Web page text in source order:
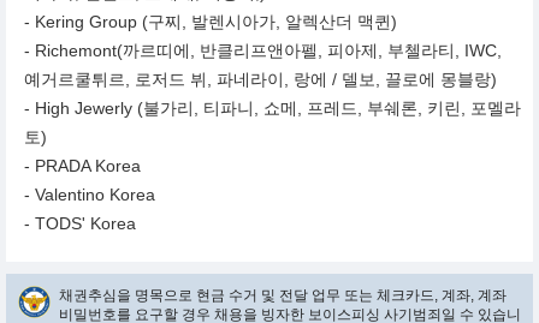
- Kering Group (구찌, 발렌시아가, 알렉산더 맥퀸)
- Richemont(까르띠에, 반클리프앤아펠, 피아제, 부첼라티, IWC,
예거르쿨튀르, 로저드 뷔, 파네라이, 랑에 / 델보, 끌로에 몽블랑)
- High Jewerly (불가리, 티파니, 쇼메, 프레드, 부쉐론, 키린, 포멜라
토)
- PRADA Korea
- Valentino Korea
- TODS' Korea
채권추심을 명목으로 현금 수거 및 전달 업무 또는 체크카드, 계좌, 계좌
비밀번호를 요구할 경우 채용을 빙자한 보이스피싱 사기범죄일 수 있습니